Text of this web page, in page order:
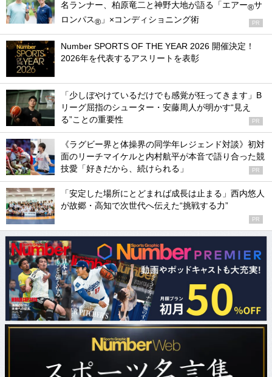
名ランナー、柏原竜二と神野大地が語る「エアー®サ
ロンパス® 」×コンディショニング術 PR
Number SPORTS OF THE YEAR 2026 開催決定！
2026年を代表するアスリートを表彰
「少しぼやけているだけでも感覚が狂ってきます」B
リーグ屈指のシューター・安藤周人が明かす“見え
る”ことの重要性
PR
《ラグビー界と体操界の同学年レジェンド対談》初対
面のリーチマイケルと内村航平が本音で語り合った競
技愛「好きだから、続けられる」
PR
「安定した場所にとどまれば成長は止まる」西内悠人
が故郷・高知で次世代へ伝えた“挑戦する力”
PR